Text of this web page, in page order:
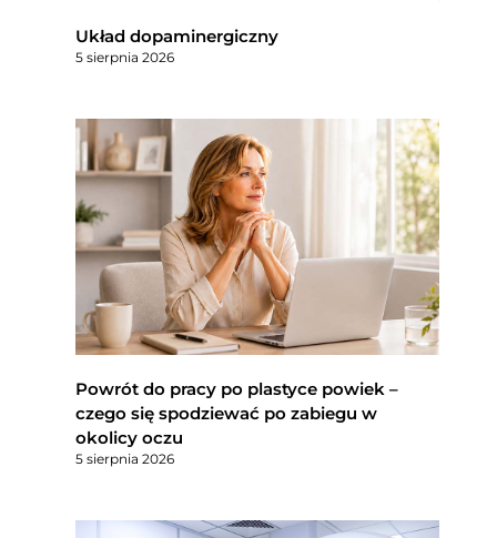
Układ dopaminergiczny
5 sierpnia 2026
Powrót do pracy po plastyce powiek –
czego się spodziewać po zabiegu w
okolicy oczu
5 sierpnia 2026